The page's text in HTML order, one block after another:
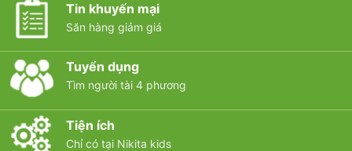
Tin khuyến mại
Săn hàng giảm giá
Tuyển dụng
Tìm người tài 4 phương
Tiện ích
Chỉ có tại Nikita kids